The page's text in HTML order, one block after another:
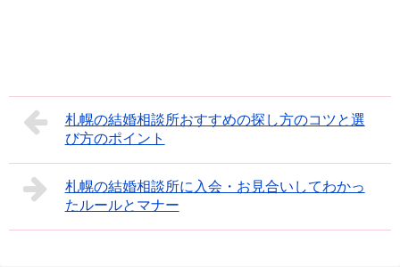
札幌の結婚相談所おすすめの探し方のコツと選
び方のポイント
札幌の結婚相談所に入会・お見合いしてわかっ
たルールとマナー